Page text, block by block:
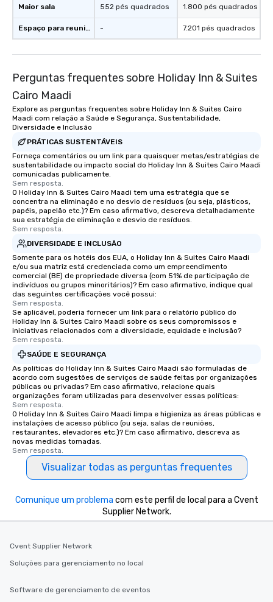
Maior sala
Espaço para reuniões
552 pés quadrados
-
1.800 pés quadrados
7.201 pés quadrados
Perguntas frequentes sobre Holiday Inn & Suites
Cairo Maadi
Explore as perguntas frequentes sobre Holiday Inn & Suites Cairo
Maadi com relação a Saúde e Segurança, Sustentabilidade,
Diversidade e Inclusão
PRÁTICAS SUSTENTÁVEIS
Forneça comentários ou um link para quaisquer metas/estratégias de
sustentabilidade ou impacto social do Holiday Inn & Suites Cairo Maadi
comunicadas publicamente.
Sem resposta.
O Holiday Inn & Suites Cairo Maadi tem uma estratégia que se
concentra na eliminação e no desvio de resíduos (ou seja, plásticos,
papéis, papelão etc.)? Em caso afirmativo, descreva detalhadamente
sua estratégia de eliminação e desvio de resíduos.
Sem resposta.
DIVERSIDADE E INCLUSÃO
Somente para os hotéis dos EUA, o Holiday Inn & Suites Cairo Maadi
e/ou sua matriz está credenciada como um empreendimento
comercial (BE) de propriedade diversa (com 51% de participação de
indivíduos ou grupos minoritários)? Em caso afirmativo, indique qual
das seguintes certificações você possui:
Sem resposta.
Se aplicável, poderia fornecer um link para o relatório público do
Holiday Inn & Suites Cairo Maadi sobre os seus compromissos e
iniciativas relacionados com a diversidade, equidade e inclusão?
Sem resposta.
SAÚDE E SEGURANÇA
As políticas do Holiday Inn & Suites Cairo Maadi são formuladas de
acordo com sugestões de serviços de saúde feitas por organizações
públicas ou privadas? Em caso afirmativo, relacione quais
organizações foram utilizadas para desenvolver essas políticas:
Sem resposta.
O Holiday Inn & Suites Cairo Maadi limpa e higieniza as áreas públicas e
instalações de acesso público (ou seja, salas de reuniões,
restaurantes, elevadores etc.)? Em caso afirmativo, descreva as
novas medidas tomadas.
Sem resposta.
Visualizar todas as perguntas frequentes
Comunique um problema com este perfil de local para a Cvent
Supplier Network.
Cvent Supplier Network
Soluções para gerenciamento no local
Software de gerenciamento de eventos